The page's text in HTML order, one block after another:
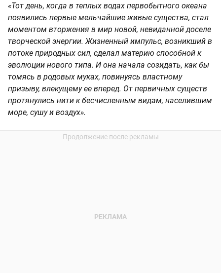
«Тот день, когда в теплых водах первобытного океана
появились первые мельчайшие живые существа, стал
моментом вторжения в мир новой, невиданной доселе
творческой энергии. Жизненный импульс, возникший в
потоке природных сил, сделал материю способной к
эволюции нового типа. И она начала созидать, как бы
томясь в родовых муках, повинуясь властному
призыву, влекущему ее вперед. От первичных существ
протянулись нити к бесчисленным видам, населившим
море, сушу и воздух».